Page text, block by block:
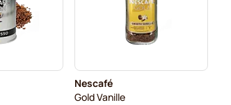
Nescafé
Gold Vanille